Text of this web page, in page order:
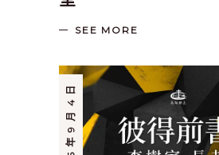
SEE MORE
2025 年 9 月 4 日